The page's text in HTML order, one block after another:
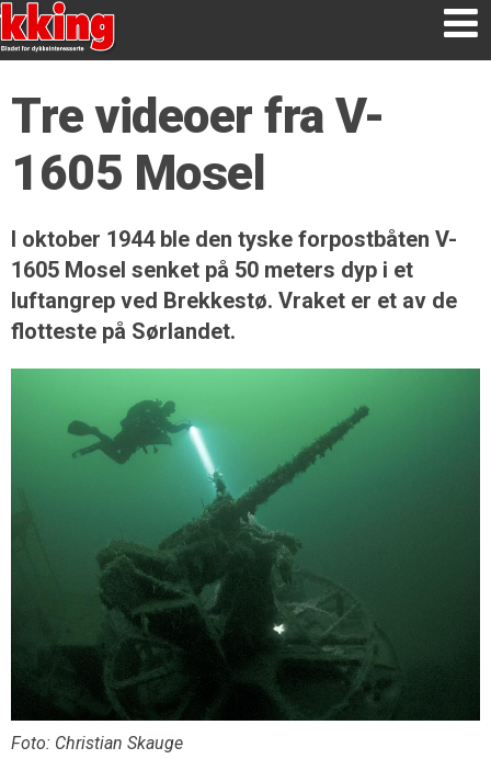
Tre videoer fra V-
1605 Mosel
I oktober 1944 ble den tyske forpostbåten V-
1605 Mosel senket på 50 meters dyp i et
luftangrep ved Brekkestø. Vraket er et av de
flotteste på Sørlandet.
Foto: Christian Skauge